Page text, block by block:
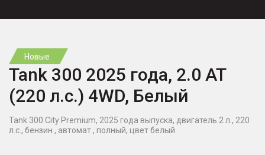
Новые
Tank 300 2025 года, 2.0 AT
(220 л.с.) 4WD, Белый
Tank 300 City Premium, 2025 года выпуска, двигатель 2 л., 220
л.с., бензин , автомат , полный, цвет белый